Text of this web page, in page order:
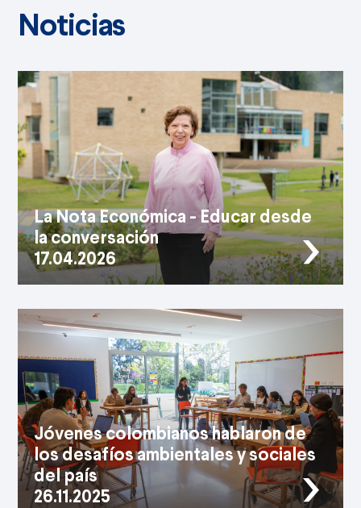
Noticias
La Nota Económica - Educar desde
la conversación
17.04.2026
Rosita Caro, Fundadora y directora del Colegio
Hacienda Los Alcaparros.
17.04.2026
Jóvenes colombianos hablaron de
los desafíos ambientales y sociales
del país
26.11.2025